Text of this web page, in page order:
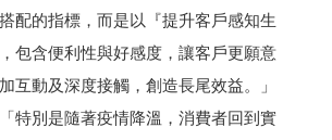
配的指標，而是以『提升客戶感知生
包含便利性與好感度，讓客戶更願意
互動及深度接觸，創造長尾效益。」
特別是隨著疫情降溫，消費者回到實